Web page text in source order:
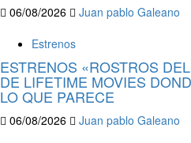
06/08/2026
Juan pablo Galeano
Estrenos
ESTRENOS «ROSTROS
DE LIFETIME MOVIES
LO QUE PARECE
06/08/2026
Juan pablo Galeano